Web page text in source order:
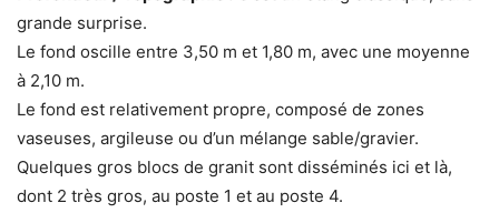
grande surprise.
Le fond oscille entre 3,50 m et 1,80 m, avec une moyenne
à 2,10 m.
Le fond est relativement propre, composé de zones
vaseuses, argileuse ou d’un mélange sable/gravier.
Quelques gros blocs de granit sont disséminés ici et là,
dont 2 très gros, au poste 1 et au poste 4.